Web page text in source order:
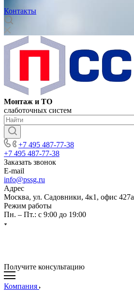
Контакты
Монтаж и ТО
слаботочных систем
+7 495 487-77-38
+7 495 487-77-38
Заказать звонок
E-mail
info@pssg.ru
Адрес
Москва, ул. Садовники, 4к1, офис 427а
Режим работы
Пн. – Пт.: с 9:00 до 19:00
Получите консультацию
Компания